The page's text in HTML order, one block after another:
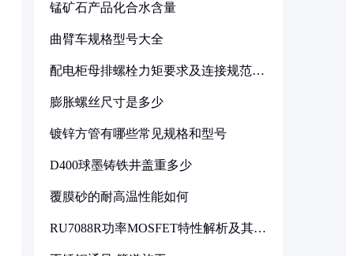
锰矿石产品化合水含量
曲臂车规格型号大全
配电柜母排螺栓力矩要求及连接规范详
膨胀螺丝尺寸是多少
镀锌方管有哪些常见规格和型号
D400球墨铸铁井盖重多少
覆膜砂的耐高温性能如何
RU7088R功率MOSFET特性解析及其在